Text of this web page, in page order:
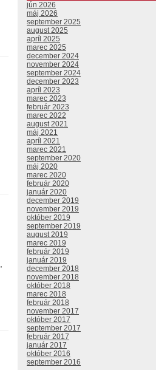
jún 2026
máj 2026
september 2025
august 2025
apríl 2025
marec 2025
december 2024
november 2024
september 2024
december 2023
apríl 2023
marec 2023
február 2023
marec 2022
august 2021
máj 2021
apríl 2021
marec 2021
september 2020
máj 2020
marec 2020
február 2020
január 2020
december 2019
november 2019
október 2019
september 2019
august 2019
marec 2019
február 2019
január 2019
december 2018
november 2018
október 2018
marec 2018
február 2018
november 2017
október 2017
september 2017
február 2017
január 2017
október 2016
september 2016